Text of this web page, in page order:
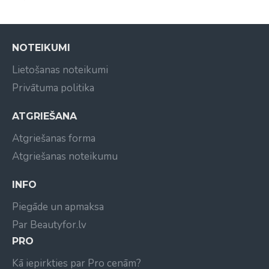
NOTEIKUMI
Lietošanas noteikumi
Privātuma politika
ATGRIEŠANA
Atgriešanas forma
Atgriešanas noteikumu
INFO
Piegāde un apmaksa
Par Beautyfor.lv
PRO
Kā iepirkties par Pro cenām?